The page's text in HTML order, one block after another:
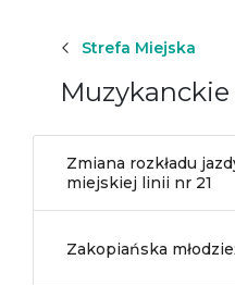
Strefa Miejska
Zmiana rozkładu
miejskiej linii nr 21
Zakopiańska